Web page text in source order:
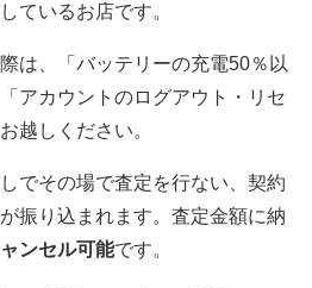
ているお店です。
は、「バッテリーの充電50％以
アカウントのログアウト・リセ
越しください。
でその場で査定を行ない、契約
振り込まれます。査定金額に納
ンセル可能です。